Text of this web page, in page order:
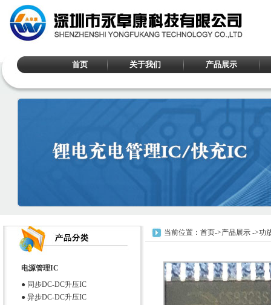
首页 关于我们 产品展示
电源管理IC
● 同步DC-DC升压IC
● 异步DC-DC升压IC
当前位置： 首页->产品展示 ->功